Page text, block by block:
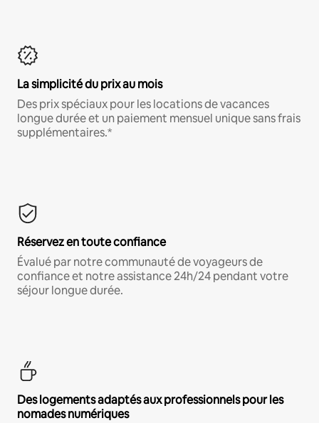
La simplicité du prix au mois
Des prix spéciaux pour les locations de vacances
longue durée et un paiement mensuel unique sans frais
supplémentaires.*
Réservez en toute confiance
Évalué par notre communauté de voyageurs de
confiance et notre assistance 24h/24 pendant votre
séjour longue durée.
Des logements adaptés aux professionnels pour les
nomades numériques